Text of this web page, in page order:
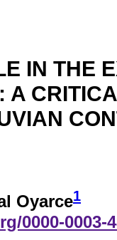
IN THE
A
Oyarce1
0000-0003-